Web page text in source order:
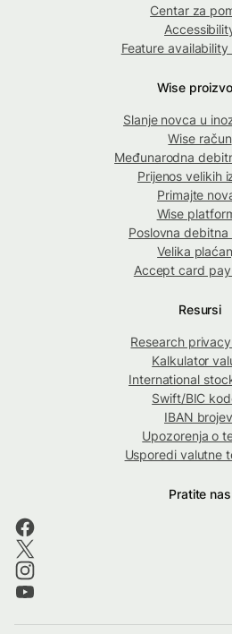
Centar za
Feature
Wise
Slanje novca u
Wise račun
Međunarodna
Prijenos velikih
Primajte
Wise
Poslovna debitna
Velika
Accept card
Resursi
Research
Kalkulator
International
Swift/BIC
IBAN
Upozorenja o
Usporedi valutne
Pratite nas